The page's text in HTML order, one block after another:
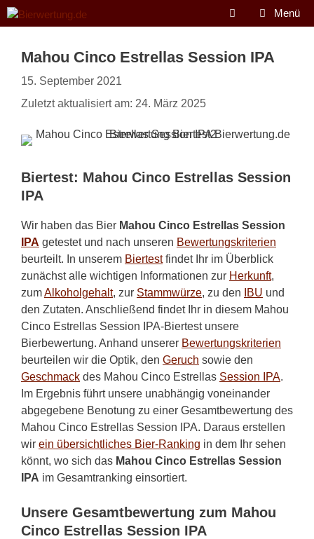
Zum
Inhalt
Menü
Mahou Cinco Estrellas Session IPA
15. September 2021
Zuletzt aktualisiert am: 24. März 2025
Biertest: Mahou Cinco Estrellas Session
IPA
Wir haben das Bier Mahou Cinco Estrellas Session
IPA getestet und nach unseren Bewertungskriterien
beurteilt. In unserem Biertestfindet Ihr im Überblick
zunächst alle wichtigen Informationen zur Herkunft,
zumAlkoholgehalt, zur Stammwürze, zu den IBU und
den Zutaten. Anschließend findet Ihr in diesem Mahou
Cinco Estrellas Session IPA-Biertest unsere
Bierbewertung. Anhand unserer Bewertungskriterien
beurteilen wir die Optik, den Geruch sowie den
Geschmack des Mahou Cinco Estrellas Session IPA.
Im Ergebnis führt unsere unabhängig voneinander
abgegebene Benotung zu einer Gesamtbewertung des
Mahou Cinco Estrellas Session IPA. Daraus erstellen
wir ein übersichtliches Bier-Ranking in dem Ihr sehen
könnt, wo sich das Mahou Cinco Estrellas Session
IPA im Gesamtranking einsortiert.
Unsere Gesamtbewertung zum Mahou
Cinco Estrellas Session IPA